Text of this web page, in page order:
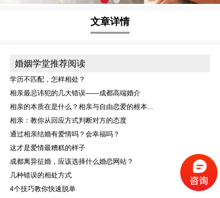
文章详情
婚姻学堂推荐阅读
学历不匹配，怎样相处？
相亲最忌讳犯的几大错误——成都高端婚介
相亲的本质在是什么？相亲与自由恋爱的根本...
相亲：教你从回应方式判断对方的态度
通过相亲结婚有爱情吗？会幸福吗？
这才是爱情最糟糕的样子
成都离异征婚，应该选择什么婚恋网站？
几种错误的相处方式
4个技巧教你快速脱单